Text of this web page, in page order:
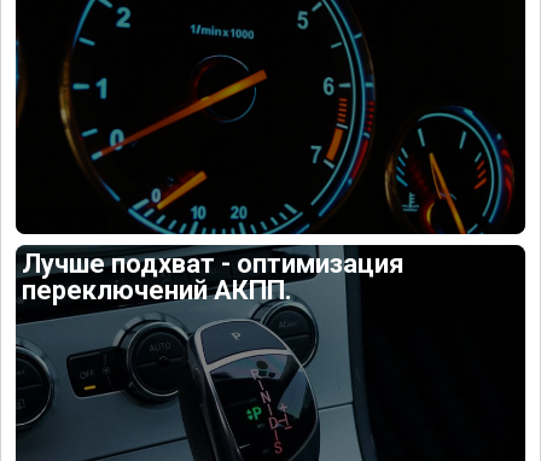
Лучше подхват - оптимизация
переключений АКПП.